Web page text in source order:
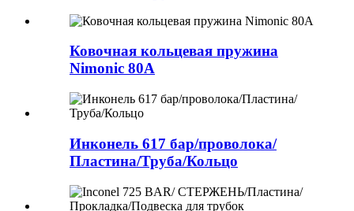
Ковочная кольцевая пружина
Nimonic 80A
Инконель 617 бар/проволока/
Пластина/Труба/Кольцо